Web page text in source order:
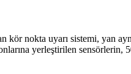
kör nokta uyarı sistemi, yan
yerleştirilen